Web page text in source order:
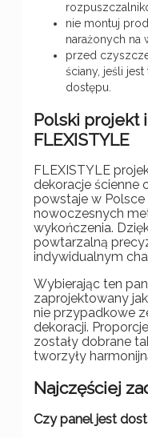
nie montuj
narażonych na
przed
ściany, jeśli
dostępu.
Polski projekt
FLEXISTYLE
FLEXISTYLE
dekoracje ścienne
powstaje w
nowoczesnych
wykończenia.
powtarzalną
indywidualnym
Wybierając ten
zaprojektowany
nie przypadkowe
dekoracji.
zostały dobrane
tworzyły
Najczęściej
Czy panel jest